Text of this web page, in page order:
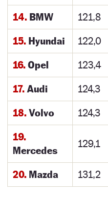
14. BMW 121,8
15. Hyundai 122,0
16. Opel 123,4
17. Audi 124,3
18. Volvo 124,3
19.
Mercedes
129,1
20. Mazda 131,2